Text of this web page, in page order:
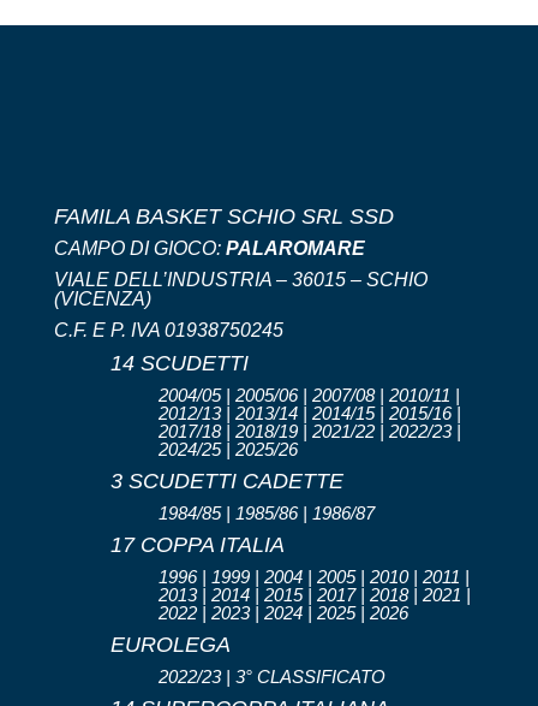
FAMILA BASKET SCHIO SRL SSD
CAMPO DI GIOCO: PALAROMARE
VIALE DELL’INDUSTRIA – 36015 – SCHIO
(VICENZA)
C.F. E P. IVA 01938750245
14 SCUDETTI
2004/05 | 2005/06 | 2007/08 | 2010/11 |
2012/13 | 2013/14 | 2014/15 | 2015/16 |
2017/18 | 2018/19 | 2021/22 | 2022/23 |
2024/25 | 2025/26
3 SCUDETTI CADETTE
1984/85 | 1985/86 | 1986/87
17 COPPA ITALIA
1996 | 1999 | 2004 | 2005 | 2010 | 2011 |
2013 | 2014 | 2015 | 2017 | 2018 | 2021 |
2022 | 2023 | 2024 | 2025 | 2026
EUROLEGA
2022/23 | 3° CLASSIFICATO